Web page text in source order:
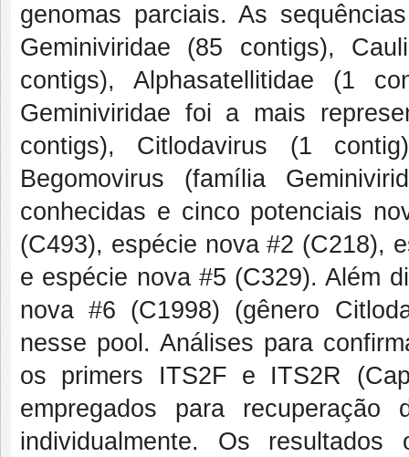
genomas parciais. As
Geminiviridae (85 contigs),
contigs), Alphasatellitidae (1
Geminiviridae foi a mais
contigs), Citlodavirus (1
Begomovirus (família
conhecidas e cinco potenciais
(C493), espécie nova #2 (C218),
e espécie nova #5 (C329). Além
nova #6 (C1998) (gênero
nesse pool. Análises para
os primers ITS2F e ITS2R
empregados para
individualmente. Os